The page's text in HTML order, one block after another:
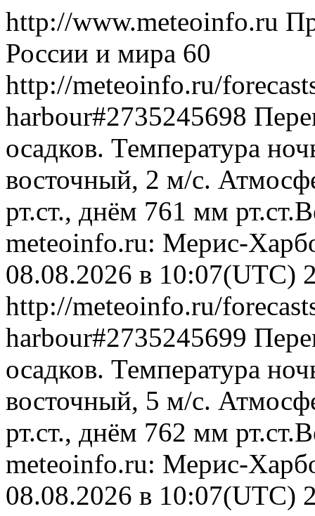
http://www.meteoinfo.ru
России и мира 60
http://meteoinfo.ru/
harbour#2735245698
осадков. Температура
восточный, 2 м/с.
рт.ст., днём 761 мм
meteoinfo.ru: Мерис-
08.08.2026 в 10:07(UTC)
http://meteoinfo.ru/
harbour#2735245699
осадков. Температура
восточный, 5 м/с.
рт.ст., днём 762 мм
meteoinfo.ru: Мерис-
08.08.2026 в 10:07(UTC)